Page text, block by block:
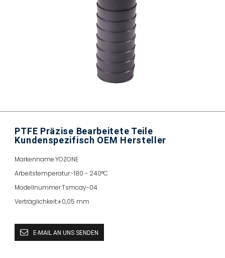
PTFE Präzise Bearbeitete Teile
Kundenspezifisch OEM Hersteller
Markenname:YOZONE
Arbeitstemperatur:-180 - 240°C
Modellnummer:Tsmcay-04
Verträglichkeit:±0,05 mm
E-MAIL AN UNS SENDEN